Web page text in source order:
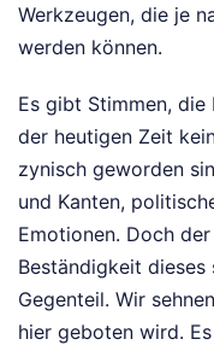
Werkzeugen, die je
werden können.
Es gibt Stimmen, die
der heutigen Zeit
zynisch geworden
und Kanten,
Emotionen. Doch
Beständigkeit
Gegenteil. Wir
hier geboten wird.